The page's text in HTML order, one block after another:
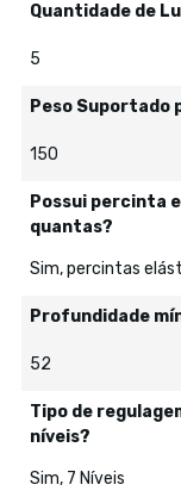
Quantidade de
5
Peso Suportado
150
Possui percinta
quantas?
Sim, percintas
Profundidade
52
Tipo de
níveis?
Sim, 7 Níveis